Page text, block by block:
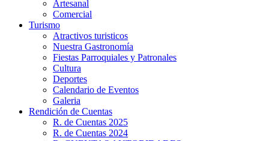
Artesanal
Comercial
Turismo
Atractivos turisticos
Nuestra Gastronomía
Fiestas Parroquiales y Patronales
Cultura
Deportes
Calendario de Eventos
Galeria
Rendición de Cuentas
R. de Cuentas 2025
R. de Cuentas 2024